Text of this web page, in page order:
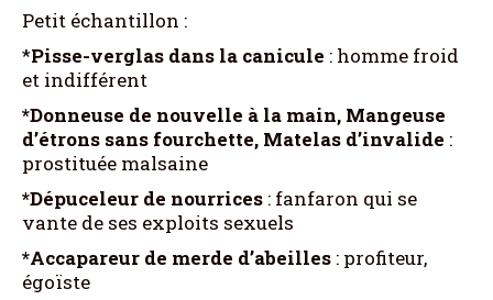
Petit échantillon :
*Pisse-verglas dans la canicule : homme froid
et indifférent
*Donneuse de nouvelle à la main, Mangeuse
d’étrons sans fourchette, Matelas d’invalide :
prostituée malsaine
*Dépuceleur de nourrices : fanfaron qui se
vante de ses exploits sexuels
*Accapareur de merde d’abeilles : profiteur,
égoïste